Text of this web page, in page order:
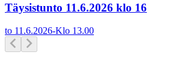
Täysistunto 11.6.2026 klo 16
to 11.6.2026-Klo 13.00